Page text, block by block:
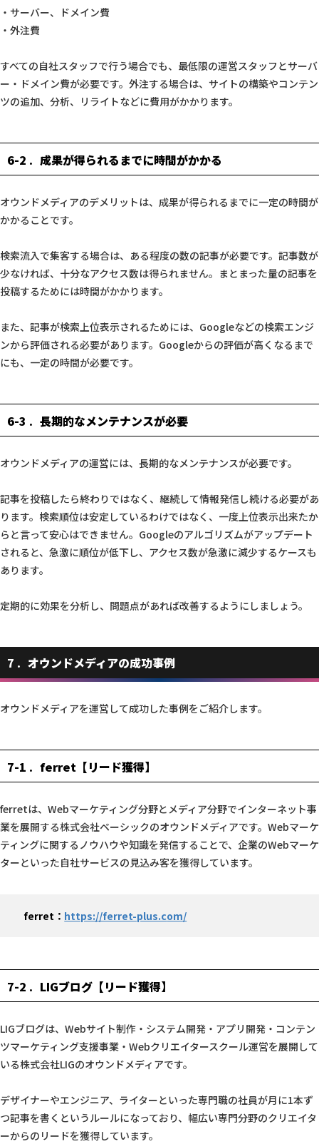
・サーバー、ドメイン費
・外注費
すべての自社スタッフで行う場合でも、最低限の運営スタッフとサーバ
ー・ドメイン費が必要です。外注する場合は、サイトの構築やコンテン
ツの追加、分析、リライトなどに費用がかかります。
6-2 成果が得られるまでに時間がかかる
オウンドメディアのデメリットは、成果が得られるまでに一定の時間が
かかることです。
検索流入で集客する場合は、ある程度の数の記事が必要です。記事数が
少なければ、十分なアクセス数は得られません。まとまった量の記事を
投稿するためには時間がかかります。
また、記事が検索上位表示されるためには、Googleなどの検索エンジ
ンから評価される必要があります。Googleからの評価が高くなるまで
にも、一定の時間が必要です。
6-3 長期的なメンテナンスが必要
オウンドメディアの運営には、長期的なメンテナンスが必要です。
記事を投稿したら終わりではなく、継続して情報発信し続ける必要があ
ります。検索順位は安定しているわけではなく、一度上位表示出来たか
らと言って安心はできません。Googleのアルゴリズムがアップデート
されると、急激に順位が低下し、アクセス数が急激に減少するケースも
あります。
定期的に効果を分析し、問題点があれば改善するようにしましょう。
7 オウンドメディアの成功事例
オウンドメディアを運営して成功した事例をご紹介します。
7-1 ferret【リード獲得】
ferretは、Webマーケティング分野とメディア分野でインターネット事
業を展開する株式会社ベーシックのオウンドメディアです。Webマーケ
ティングに関するノウハウや知識を発信することで、企業のWebマーケ
ターといった自社サービスの見込み客を獲得しています。
ferret： https://ferret-plus.com/
7-2 LIGブログ【リード獲得】
LIGブログは、Webサイト制作・システム開発・アプリ開発・コンテン
ツマーケティング支援事業・Webクリエイタースクール運営を展開して
いる株式会社LIGのオウンドメディアです。
デザイナーやエンジニア、ライターといった専門職の社員が月に1本ず
つ記事を書くというルールになっており、幅広い専門分野のクリエイタ
ーからのリードを獲得しています。